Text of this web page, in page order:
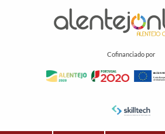
Cofinanciado por